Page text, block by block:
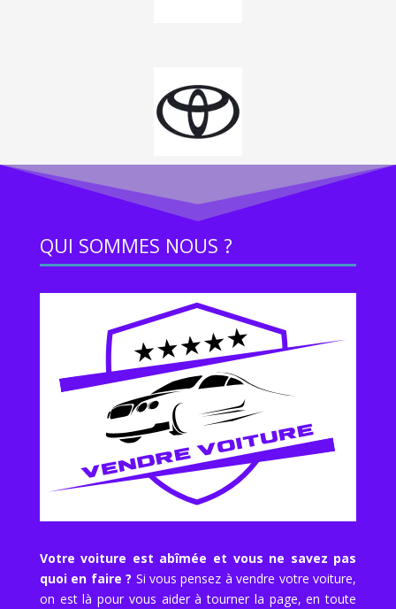
QUI SOMMES NOUS ?
Votre voiture est abîmée et vous ne savez pas
quoi en faire ? Si vous pensez à vendre votre voiture,
on est là pour vous aider à tourner la page, en toute